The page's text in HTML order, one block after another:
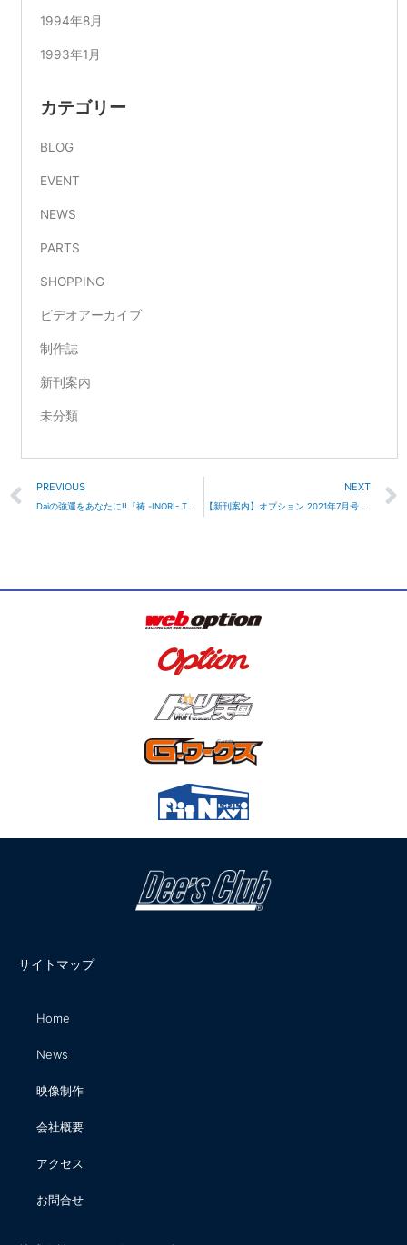
1994年8月
1993年1月
カテゴリー
BLOG
EVENT
NEWS
PARTS
SHOPPING
ビデオアーカイブ
制作誌
新刊案内
未分類
Prev
PREVIOUS NEXT
サイトマップ
Home
News
映像制作
会社概要
アクセス
お問合せ